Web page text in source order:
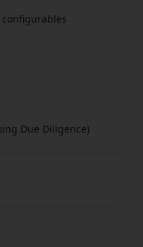
Due Diligence)